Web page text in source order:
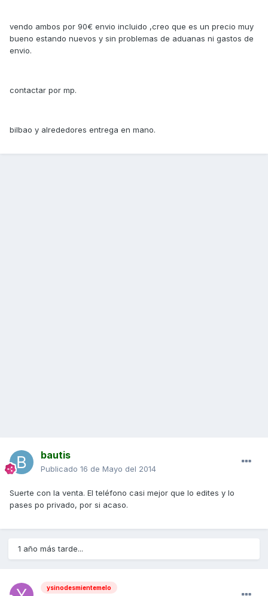
vendo ambos por 90€ envio incluido ,creo que es un precio muy
bueno estando nuevos y sin problemas de aduanas ni gastos de
envio.
contactar por mp.
bilbao y alrededores entrega en mano.
bautis
Publicado 16 de Mayo del 2014
Suerte con la venta. El teléfono casi mejor que lo edites y lo
pases po privado, por si acaso.
1 año más tarde...
ysinodesmientemelo